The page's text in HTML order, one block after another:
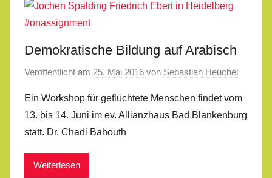
Demokratische Bildung auf Arabisch
Veröffentlicht am 25. Mai 2016 von Sebastian Heuchel
Ein Workshop für geflüchtete Menschen findet vom
13. bis 14. Juni im ev. Allianzhaus Bad Blankenburg
statt. Dr. Chadi Bahouth
Weiterlesen